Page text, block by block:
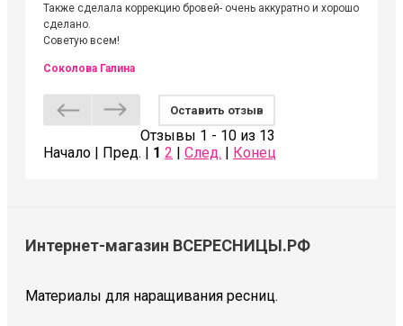
Также сделала коррекцию бровей- очень аккуратно и хорошо
сделано.
Советую всем!
Соколова Галина
Оставить отзыв
Отзывы 1 - 10 из 13
Начало | Пред. | 1 2 След. Конец
Интернет-магазин ВСЕРЕСНИЦЫ.РФ
Материалы для наращивания ресниц.